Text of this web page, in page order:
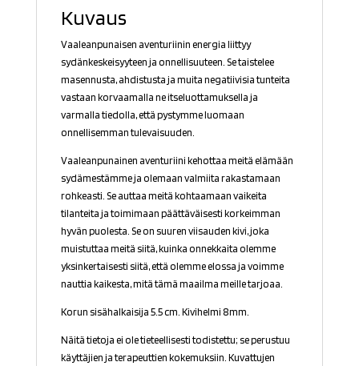
Kuvaus
Vaaleanpunaisen aventuriinin energia liittyy
sydänkeskeisyyteen ja onnellisuuteen. Se taistelee
masennusta, ahdistusta ja muita negatiivisia tunteita
vastaan korvaamalla ne itseluottamuksella ja
varmalla tiedolla, että pystymme luomaan
onnellisemman tulevaisuuden.
Vaaleanpunainen aventuriini kehottaa meitä elämään
sydämestämme ja olemaan valmiita rakastamaan
rohkeasti. Se auttaa meitä kohtaamaan vaikeita
tilanteita ja toimimaan päättäväisesti korkeimman
hyvän puolesta. Se on suuren viisauden kivi, joka
muistuttaa meitä siitä, kuinka onnekkaita olemme
yksinkertaisesti siitä, että olemme elossa ja voimme
nauttia kaikesta, mitä tämä maailma meille tarjoaa.
Korun sisähalkaisija 5.5 cm. Kivihelmi 8mm.
Näitä tietoja ei ole tieteellisesti todistettu; se perustuu
käyttäjien ja terapeuttien kokemuksiin. Kuvattujen